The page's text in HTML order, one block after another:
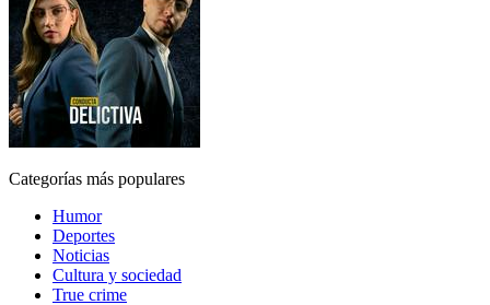
Categorías más populares
Humor
Deportes
Noticias
Cultura y sociedad
True crime